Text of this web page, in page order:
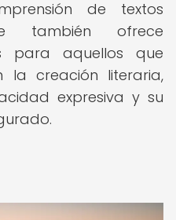
de textos
también ofrece
para aquellos que
la creación literaria,
expresiva y su